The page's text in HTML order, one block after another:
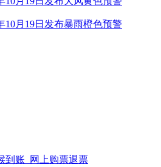
10月19日发布暴雨橙色预警
到账_网上购票退票